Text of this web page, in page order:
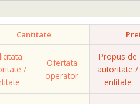
Cantitate
/
Ofertata
operator
Propus de
autoritate /
entitate